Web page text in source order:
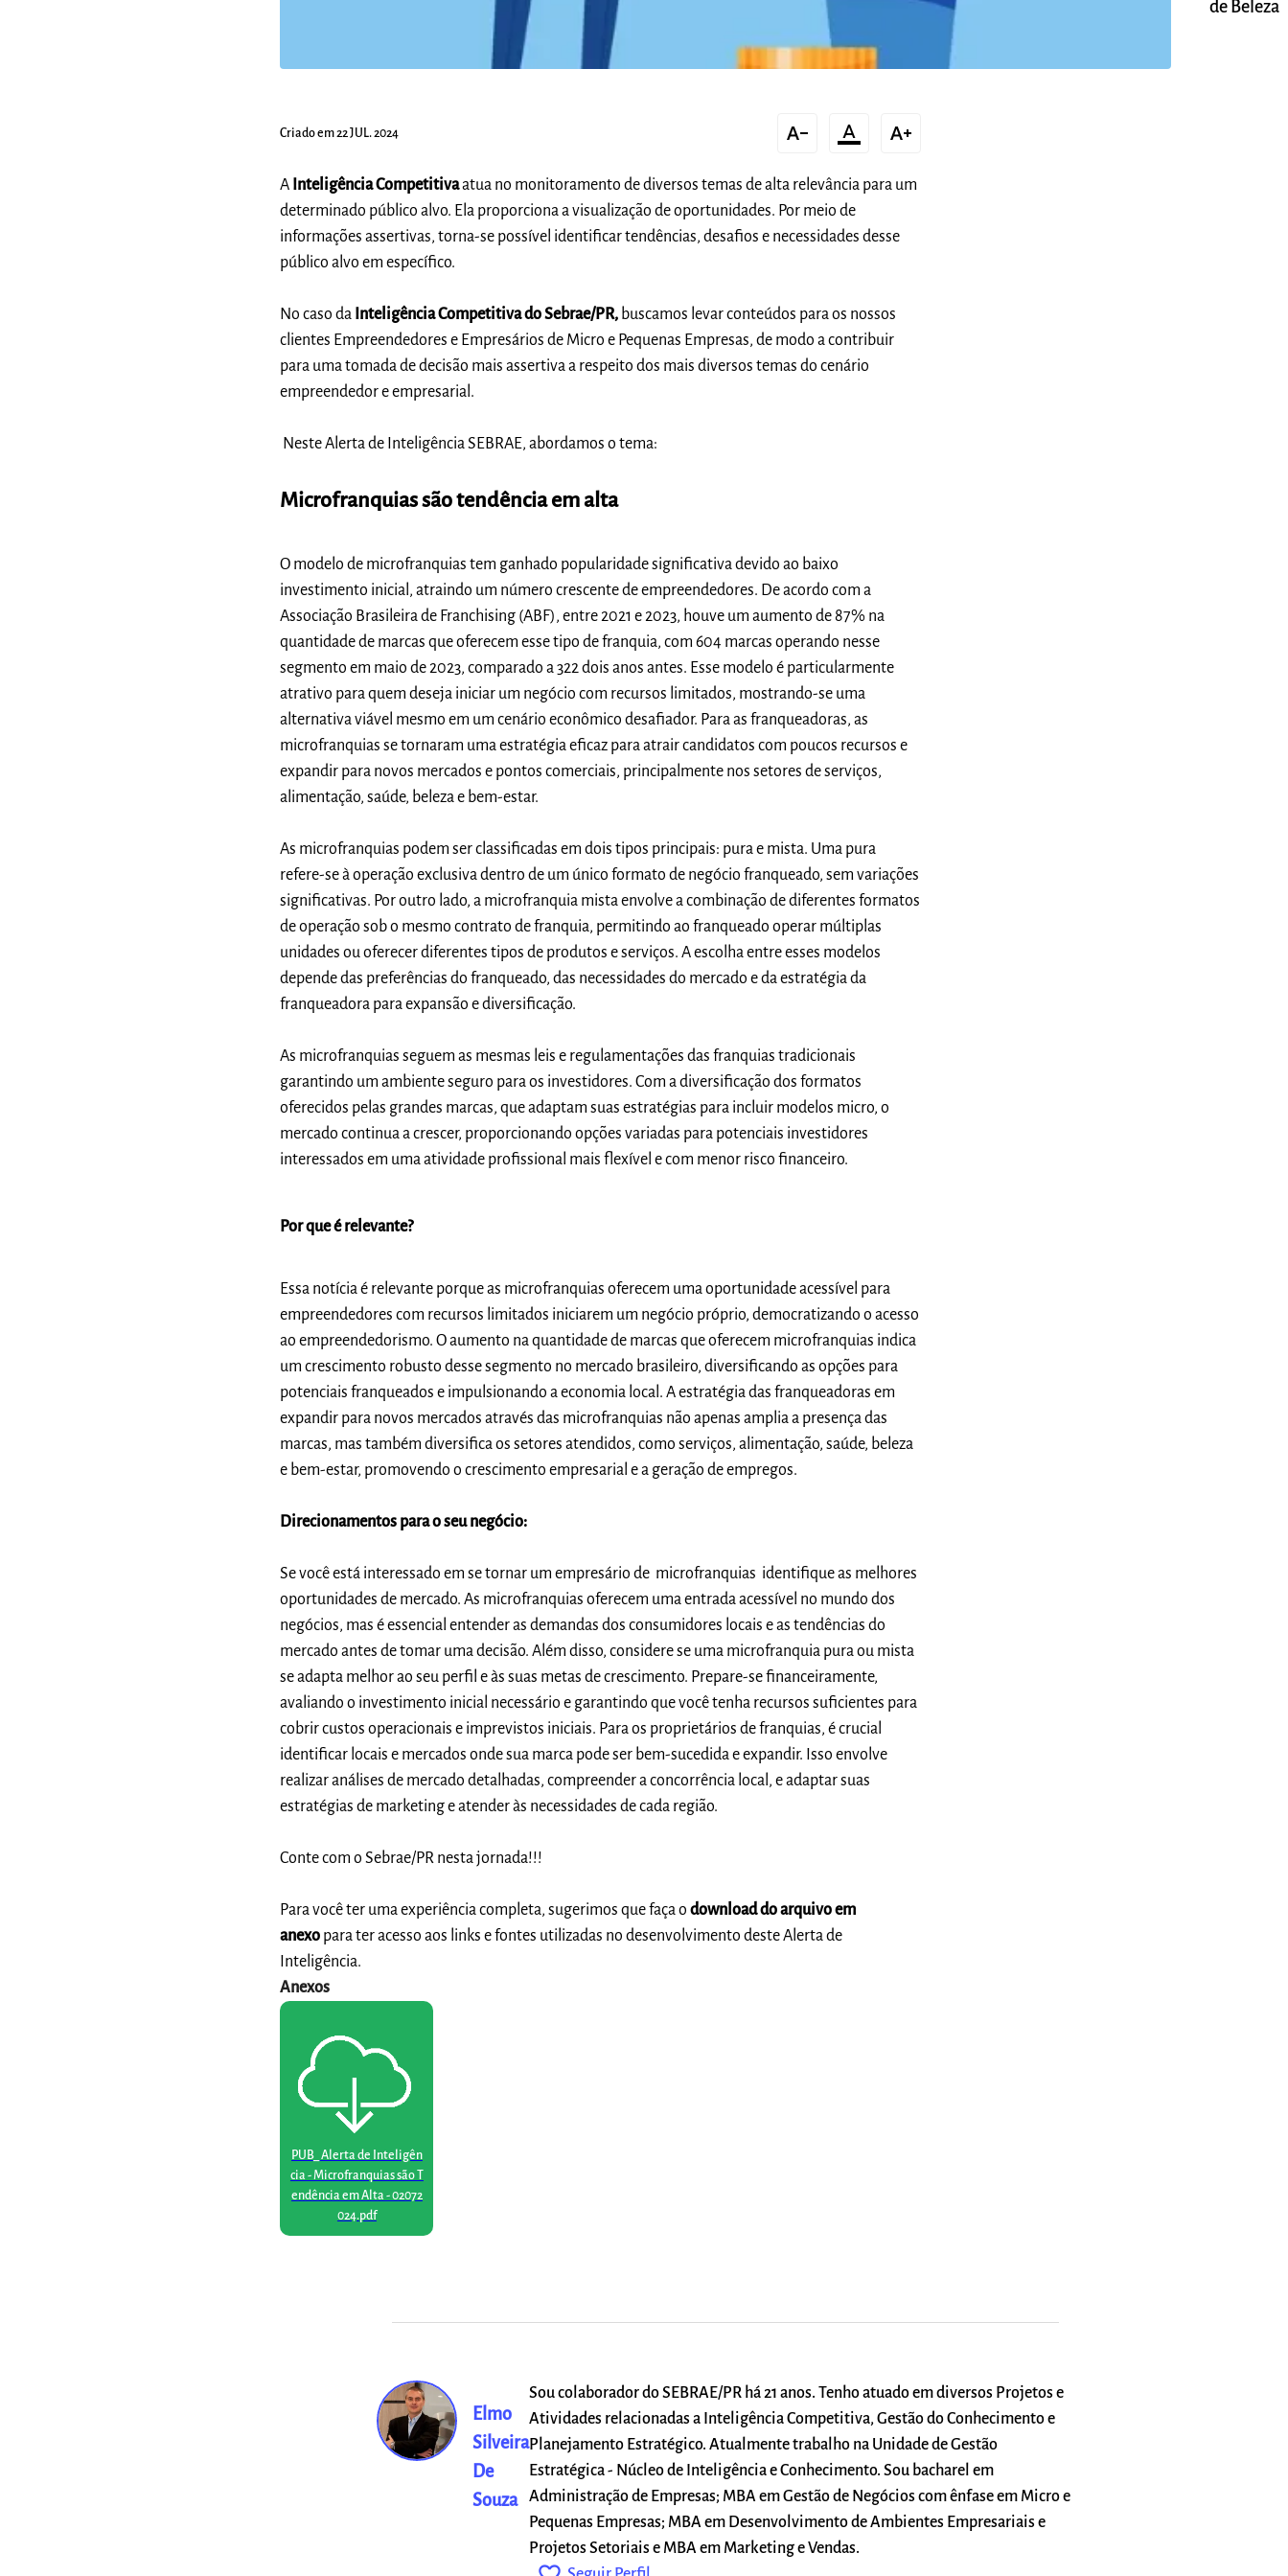
Criado em 22 JUL. 2024 text_decrease format_color_text text_increase
A Inteligência Competitivaatua no monitoramento de diversos temas de alta relevância para um
determinado público alvo. Ela proporciona a visualização de oportunidades. Por meio de
informações assertivas, torna-se possível identificar tendências, desafios e necessidades desse
público alvo em específico.
No caso da Inteligência Competitiva do Sebrae/PR, buscamos levar conteúdos para os nossos
clientes Empreendedores e Empresários de Micro e Pequenas Empresas, de modo a contribuir
para uma tomada de decisão mais assertiva a respeito dos mais diversos temas do cenário
empreendedor e empresarial.
Neste Alerta de Inteligência SEBRAE, abordamos o tema:
Microfranquias são tendência em alta
O modelo de microfranquias tem ganhado popularidade significativa devido ao baixo
investimento inicial, atraindo um número crescente de empreendedores. De acordo com a
Associação Brasileira de Franchising (ABF), entre 2021 e 2023, houve um aumento de 87% na
quantidade de marcas que oferecem esse tipo de franquia, com 604 marcas operando nesse
segmento em maio de 2023, comparado a 322 dois anos antes. Esse modelo é particularmente
atrativo para quem deseja iniciar um negócio com recursos limitados, mostrando-se uma
alternativa viável mesmo em um cenário econômico desafiador. Para as franqueadoras, as
microfranquias se tornaram uma estratégia eficaz para atrair candidatos com poucos recursos e
expandir para novos mercados e pontos comerciais, principalmente nos setores de serviços,
alimentação, saúde, beleza e bem-estar.
As microfranquias podem ser classificadas em dois tipos principais: pura e mista. Uma pura
refere-se à operação exclusiva dentro de um único formato de negócio franqueado, sem variações
significativas. Por outro lado, a microfranquia mista envolve a combinação de diferentes formatos
de operação sob o mesmo contrato de franquia, permitindo ao franqueado operar múltiplas
unidades ou oferecer diferentes tipos de produtos e serviços. A escolha entre esses modelos
depende das preferências do franqueado, das necessidades do mercado e da estratégia da
franqueadora para expansão e diversificação.
As microfranquias seguem as mesmas leis e regulamentações das franquias tradicionais
garantindo um ambiente seguro para os investidores. Com a diversificação dos formatos
oferecidos pelas grandes marcas, que adaptam suas estratégias para incluir modelos micro, o
mercado continua a crescer, proporcionando opções variadas para potenciais investidores
interessados em uma atividade profissional mais flexível e com menor risco financeiro.
Por que é relevante?
Essa notícia é relevante porque as microfranquias oferecem uma oportunidade acessível para
empreendedores com recursos limitados iniciarem um negócio próprio, democratizando o acesso
ao empreendedorismo. O aumento na quantidade de marcas que oferecem microfranquias indica
um crescimento robusto desse segmento no mercado brasileiro, diversificando as opções para
potenciais franqueados e impulsionando a economia local. A estratégia das franqueadoras em
expandir para novos mercados através das microfranquias não apenas amplia a presença das
marcas, mas também diversifica os setores atendidos, como serviços, alimentação, saúde, beleza
e bem-estar, promovendo o crescimento empresarial e a geração de empregos.
Direcionamentos para o seu negócio:
Se você está interessado em se tornar um empresário de microfranquias identifique as melhores
oportunidades de mercado. As microfranquias oferecem uma entrada acessível no mundo dos
negócios, mas é essencial entender as demandas dos consumidores locais e as tendências do
mercado antes de tomar uma decisão. Além disso, considere se uma microfranquia pura ou mista
se adapta melhor ao seu perfil e às suas metas de crescimento. Prepare-se financeiramente,
avaliando o investimento inicial necessário e garantindo que você tenha recursos suficientes para
cobrir custos operacionais e imprevistos iniciais. Para os proprietários de franquias, é crucial
identificar locais e mercados onde sua marca pode ser bem-sucedida e expandir. Isso envolve
realizar análises de mercado detalhadas, compreender a concorrência local, e adaptar suas
estratégias de marketing e atender às necessidades de cada região.
Conte com o Sebrae/PR nesta jornada!!!
Para você ter uma experiência completa, sugerimos que faça odownload do arquivo em
anexo para ter acesso aos links e fontes utilizadas no desenvolvimento deste Alerta de
Inteligência.
Anexos
PUB_ Alerta de Inteligên
cia - Microfranquias são T
endência em Alta - 02072
024.pdf
Elmo
Silveira
De
Souza
Sou colaborador do SEBRAE/PR há 21 anos. Tenho atuado em diversos Projetos e
Atividades relacionadas a Inteligência Competitiva, Gestão do Conhecimento e
Planejamento Estratégico. Atualmente trabalho na Unidade de Gestão
Estratégica - Núcleo de Inteligência e Conhecimento. Sou bacharel em
Administração de Empresas; MBA em Gestão de Negócios com ênfase em Micro e
Pequenas Empresas; MBA em Desenvolvimento de Ambientes Empresariais e
Projetos Setoriais e MBA em Marketing e Vendas.
de Beleza